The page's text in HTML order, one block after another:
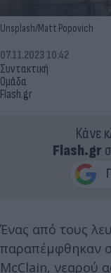
Unsplash/Matt Popovich
Συντακτική
Ομάδα
Flash.gr
07.11.2023 10:42
Κάνε
Flash.gr
Ένας από τους
παραπέμφθηκαν
McClain, νεαρού